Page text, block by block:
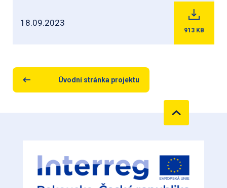
18.09.2023
913 KB
Úvodní stránka projektu